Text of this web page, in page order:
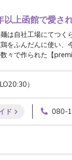
以上函館で愛さ
麺は自社工場にてつ
をふんだんに使い、
々で作られた【
）
ド 080-